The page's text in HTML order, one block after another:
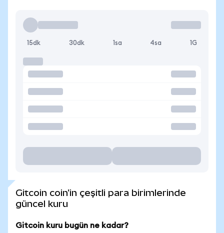
15dk 30dk 1sa 4sa 1G
Gitcoin coin'in çeşitli para birimlerinde
güncel kuru
Gitcoin kuru bugün ne kadar?